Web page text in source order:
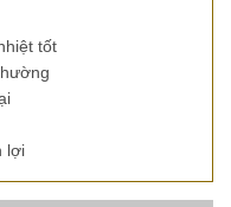
tốt
lợi